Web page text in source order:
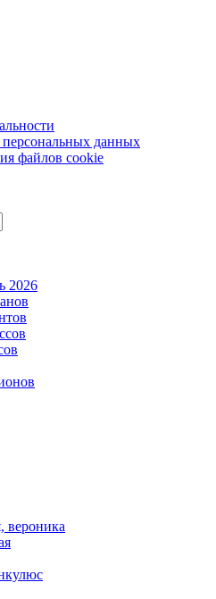
персональных данных
файлов сookie
2026
вероника